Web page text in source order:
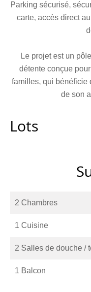
Parking sécurisé,
carte, accès direct
Le projet est un
détente conçue
familles, qui bénéficie
de son
Lots
2 Chambres
1 Cuisine
2 Salles de douche /
1 Balcon